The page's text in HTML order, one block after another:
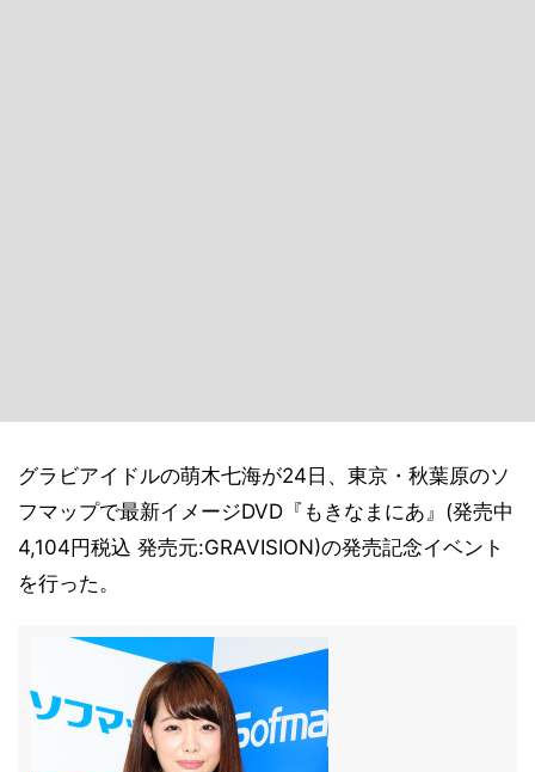
グラビアイドルの萌木七海が24日、東京・秋葉原のソ
フマップで最新イメージDVD『もきなまにあ』(発売中
4,104円税込 発売元:GRAVISION)の発売記念イベント
を行った。